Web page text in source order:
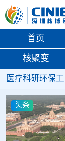
首页
核聚变
医疗科研环保
头条